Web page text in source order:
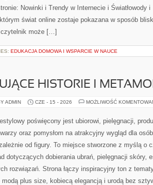
Nowinki i Trendy w Internecie i Światłowody
świat online zostaje pokazana w sposób
może […]
EDUKACJA DOMOWA I WSPARCIE W NAUCE
HISTORIE I
ADMIN CZE - 15 - 2026 MOŻLIWOŚĆ
poświęcony jest ubiorowi, pielęgnacji,
oraz pomysłom na atrakcyjny wygląd dla
od figury. To miejsce stworzone z myślą o
dotyczących dobierania ubrań, pielęgnacji skóry,
rozwiązań. Strona łączy inspiracyjny ton z
modą plus size, kobiecą elegancją i urodą bez